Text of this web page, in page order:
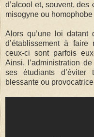
d’alcool et, souvent, des
misogyne ou homophobe
Alors qu’une loi datant
d’établissement à faire
ceux-ci sont parfois
Ainsi, l’administration
ses étudiants
blessante ou